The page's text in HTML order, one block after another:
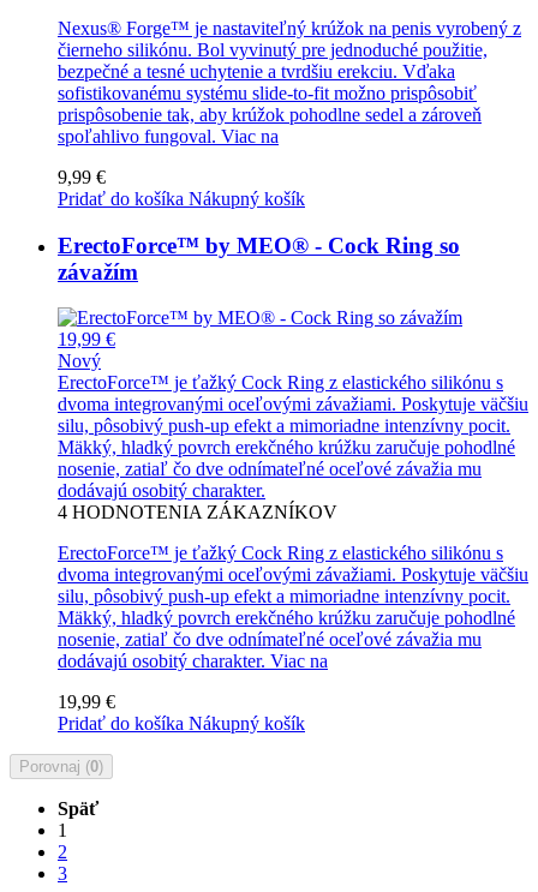
Nexus® Forge™ je nastaviteľný krúžok na penis vyrobený z
čierneho silikónu. Bol vyvinutý pre jednoduché použitie,
bezpečné a tesné uchytenie a tvrdšiu erekciu. Vďaka
sofistikovanému systému slide-to-fit možno prispôsobiť
prispôsobenie tak, aby krúžok pohodlne sedel a zároveň
spoľahlivo fungoval. Viac na
9,99 €
Pridať do košíka Nákupný košík
ErectoForce™ by MEO® - Cock Ring so
závažím
19,99 €
Nový
ErectoForce™ je ťažký Cock Ring z elastického silikónu s
dvoma integrovanými oceľovými závažiami. Poskytuje väčšiu
silu, pôsobivý push-up efekt a mimoriadne intenzívny pocit.
Mäkký, hladký povrch erekčného krúžku zaručuje pohodlné
nosenie, zatiaľ čo dve odnímateľné oceľové závažia mu
dodávajú osobitý charakter.
4 HODNOTENIA ZÁKAZNÍKOV
ErectoForce™ je ťažký Cock Ring z elastického silikónu s
dvoma integrovanými oceľovými závažiami. Poskytuje väčšiu
silu, pôsobivý push-up efekt a mimoriadne intenzívny pocit.
Mäkký, hladký povrch erekčného krúžku zaručuje pohodlné
nosenie, zatiaľ čo dve odnímateľné oceľové závažia mu
dodávajú osobitý charakter. Viac na
19,99 €
Pridať do košíka Nákupný košík
Porovnaj (0)
Späť
1
2
3